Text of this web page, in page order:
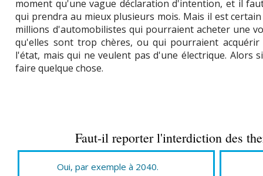
moment qu'une vague déclaration d'intention, et il
qui prendra au mieux plusieurs mois. Mais il est
millions d'automobilistes qui pourraient acheter une
qu'elles sont trop chères, ou qui pourraient acquérir
l'état, mais qui ne veulent pas d'une électrique. Alors
faire quelque chose.
Faut-il reporter l'interdiction des
Oui, par exemple à 2040.